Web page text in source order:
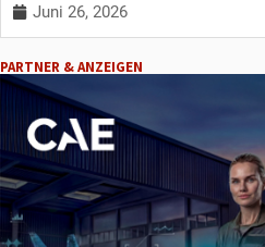
Juni 26, 2026
PARTNER & ANZEIGEN